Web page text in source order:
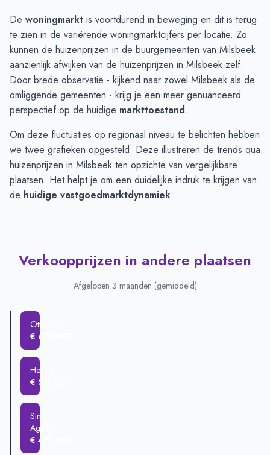
De woningmarkt is voortdurend in beweging en dit is terug
te zien in de variërende woningmarktcijfers per locatie. Zo
kunnen de huizenprijzen in de buurgemeenten van Milsbeek
aanzienlijk afwijken van de huizenprijzen in Milsbeek zelf.
Door brede observatie - kijkend naar zowel Milsbeek als de
omliggende gemeenten - krijg je een meer genuanceerd
perspectief op de huidige markttoestand.
Om deze fluctuaties op regionaal niveau te belichten hebben
we twee grafieken opgesteld. Deze illustreren de trends qua
huizenprijzen in Milsbeek ten opzichte van vergelijkbare
plaatsen. Het helpt je om een duidelijke indruk te krijgen van
de huidige vastgoedmarktdynamiek:
Verkoopprijzen in andere plaatsen
Afgelopen 3 maanden (gemiddeld)
Ottersum
€ 670.000
Heijen
€ 511.875
Sint
Agatha
€ 478.984